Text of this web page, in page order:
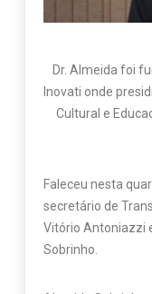
Dr. Almeida foi
Inovati onde
Cultural e
Faleceu nesta
secretário de
Vitório Antoniazzi
Sobrinho.